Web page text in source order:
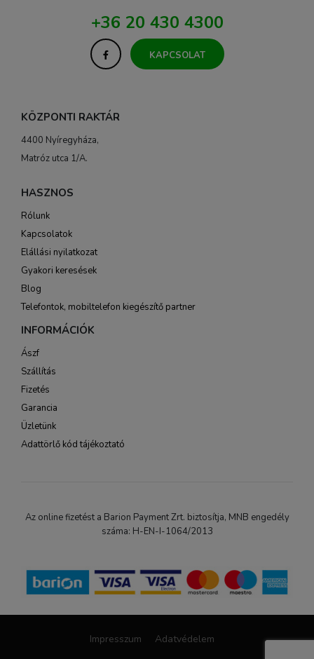
+36 20 430 4300
KAPCSOLAT
KÖZPONTI RAKTÁR
4400 Nyíregyháza,
Matróz utca 1/A.
HASZNOS
Rólunk
Kapcsolatok
Elállási nyilatkozat
Gyakori keresések
Blog
Telefontok, mobiltelefon kiegészítő partner
INFORMÁCIÓK
Ászf
Szállítás
Fizetés
Garancia
Üzletünk
Adattörlő kód tájékoztató
Az online fizetést a Barion Payment Zrt. biztosítja, MNB engedély
száma: H-EN-I-1064/2013
Impresszum Adatvédelem